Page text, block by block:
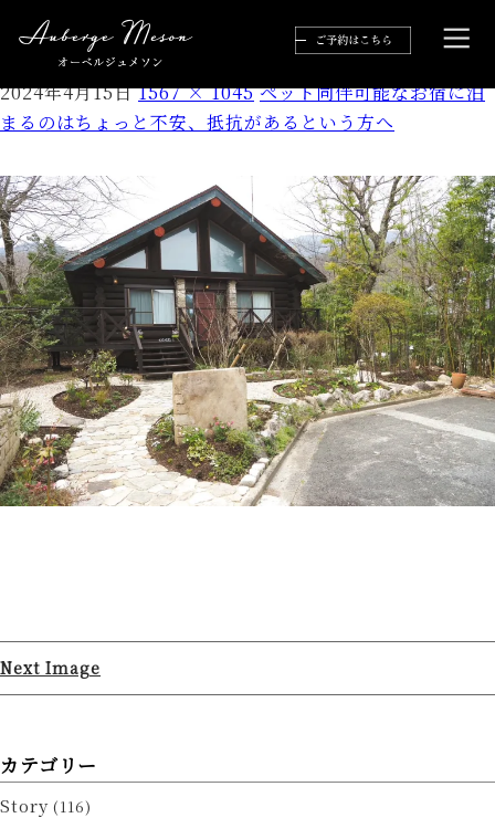
S__35594283
2024年4月15日 1567 × 1045 ペット同伴可能なお宿に泊
まるのはちょっと不安、抵抗があるという方へ
Next Image
カテゴリー
Story (116)